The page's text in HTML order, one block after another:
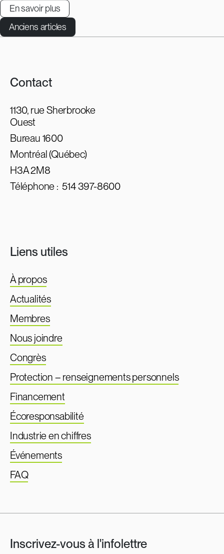
En savoir plus
Navigation
des
Anciens articles
Contact
1130, rue Sherbrooke
Ouest
Bureau 1600
Montréal (Québec)
H3A 2M8
Téléphone :514 397-8600
Liens utiles
À propos
Actualités
Membres
Nous joindre
Congrès
Protection – renseignements personnels
Financement
Écoresponsabilité
Industrie en chiffres
Événements
FAQ
Inscrivez-vous à l'infolettre